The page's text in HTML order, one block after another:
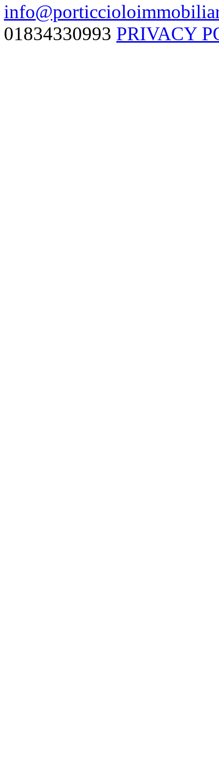
01834330993 PRIVACY